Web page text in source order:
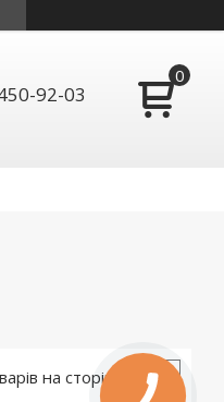
92-03